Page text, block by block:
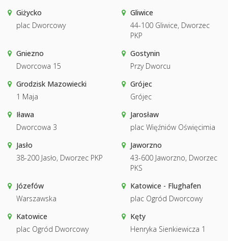
Giżycko
plac Dworcowy
Gliwice
44-100 Gliwice, Dworzec
PKP
Gniezno
Dworcowa 15
Gostynin
Przy Dworcu
Grodzisk Mazowiecki
1 Maja
Grójec
Grójec
Iława
Dworcowa 3
Jarosław
plac Więźniów Oświęcimia
Jasło
38-200 Jasło, Dworzec PKP
Jaworzno
43-600 Jaworzno, Dworzec
PKS
Józefów
Warszawska
Katowice - Flughafen
plac Ogród Dworcowy
Katowice
plac Ogród Dworcowy
Kęty
Henryka Sienkiewicza 1